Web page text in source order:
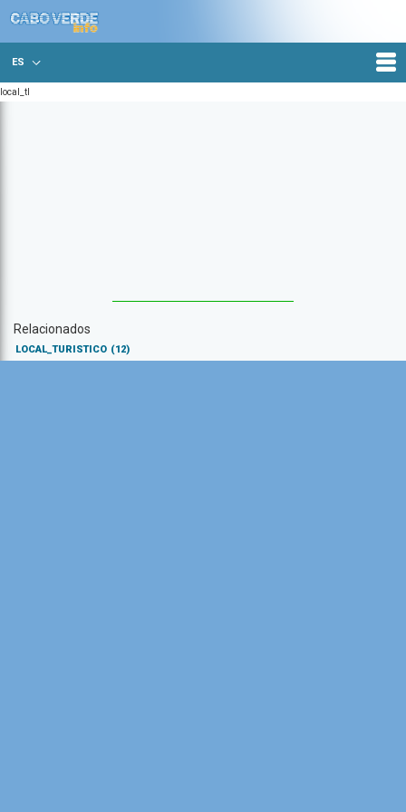
ES
local_tl
Relacionados
LOCAL_TURISTICO (12)